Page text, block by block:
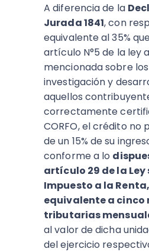
A diferencia de la
Jurada 1841, con
equivalente al 35%
artículo N°5 de la ley
mencionada sobre
investigación y
aquellos
correctamente
CORFO, el crédito no
de un 15% de su
conforme a lo
artículo 29 de la Ley
Impuesto a la
equivalente a cinco
tributarias
al valor de dicha
del ejercicio